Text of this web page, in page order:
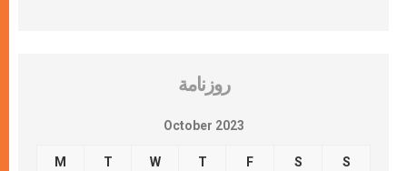
روزنامة
October 2023
M T W T F S S